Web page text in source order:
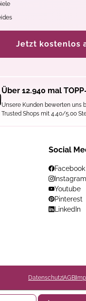
Jetzt kostenlos
Über 12.940 mal
Unsere Kunden bewerten uns
Trusted Shops mit 4.40/5.00
Social
Facebook
Instagram
Youtube
Pinterest
LinkedIn
DatenschutzAGB